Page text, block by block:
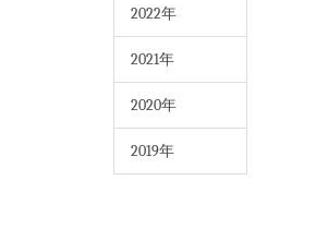
2022年
2021年
2020年
2019年